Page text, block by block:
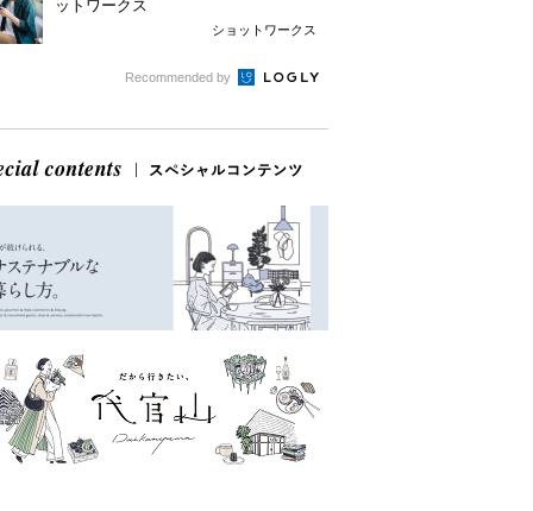
ットワークス
ショットワークス
Recommended by